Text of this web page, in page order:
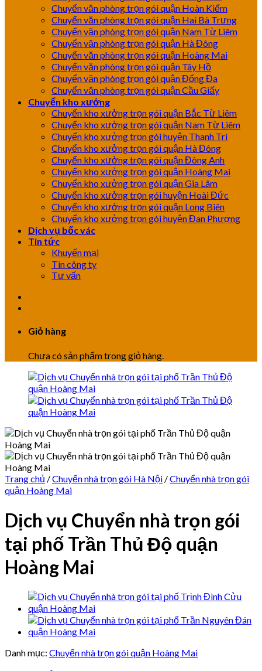
Chuyển văn phòng trọn gói quận Hoàn Kiếm
Chuyển văn phòng trọn gói quận Hai Bà Trưng
Chuyển văn phòng trọn gói quận Nam Từ Liêm
Chuyển văn phòng trọn gói quận Hà Đông
Chuyển văn phòng trọn gói quận Hoàng Mai
Chuyển văn phòng trọn gói quận Tây Hồ
Chuyển văn phòng trọn gói quận Đống Đa
Chuyển văn phòng trọn gói quận Cầu Giấy
Chuyển kho xưởng
Chuyển kho xưởng trọn gói quận Bắc Từ Liêm
Chuyển kho xưởng trọn gói quận Nam Từ Liêm
Chuyển kho xưởng trọn gói huyện Thanh Trì
Chuyển kho xưởng trọn gói quận Hà Đông
Chuyển kho xưởng trọn gói quận Đông Anh
Chuyển kho xưởng trọn gói quận Hoàng Mai
Chuyển kho xưởng trọn gói quận Gia Lâm
Chuyển kho xưởng trọn gói huyện Hoài Đức
Chuyển kho xưởng trọn gói quận Long Biên
Chuyển kho xưởng trọn gói huyện Đan Phượng
Dịch vụ bốc vác
Tin tức
Khuyến mại
Tin công ty
Tư vấn
Giỏ hàng
Chưa có sản phẩm trong giỏ hàng.
Trang chủ /Chuyển nhà trọn gói Hà Nội /Chuyển nhà trọn gói
quận Hoàng Mai
Dịch vụ Chuyển nhà trọn gói
tại phố Trần Thủ Độ quận
Hoàng Mai
Danh mục: Chuyển nhà trọn gói quận Hoàng Mai